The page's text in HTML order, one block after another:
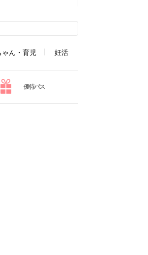
ゃん・育児 妊活
優待パス